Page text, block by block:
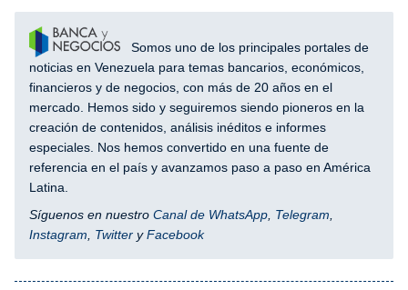
Somos uno de los principales portales de
noticias en Venezuela para temas bancarios, económicos,
financieros y de negocios, con más de 20 años en el
mercado. Hemos sido y seguiremos siendo pioneros en la
creación de contenidos, análisis inéditos e informes
especiales. Nos hemos convertido en una fuente de
referencia en el país y avanzamos paso a paso en América
Latina.
Síguenos en nuestro Canal de WhatsApp Telegram
Instagram
Twitter yFacebook